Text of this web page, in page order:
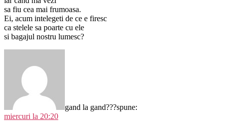
sa fiu cea mai frumoasa.
Ei, acum intelegeti de ce e firesc
ca stelele sa poarte cu ele
si bagajul nostru lumesc?
gand la gand???spune:
miercuri la 20:20